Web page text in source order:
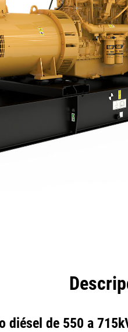
diésel de 550 a